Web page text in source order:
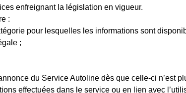
enfreignant la législation en vigueur.
:
pour lesquelles les informations sont
;
du Service Autoline dès que celle-ci n’est
effectuées dans le service ou en lien avec